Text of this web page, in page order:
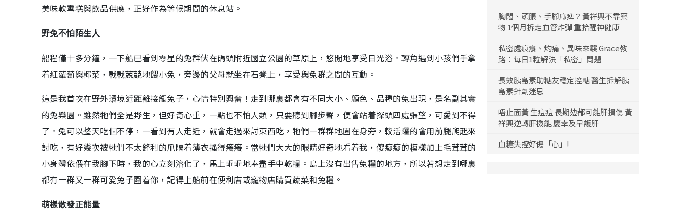
美味軟雪糕與飲品供應，正好作為等候期間的休息站。
野兔不怕陌生人
船程僅十多分鐘，一下船已看到零星的兔群伏在碼頭附近國立公園的草原上，悠閒地享受日光浴。轉角遇到小孩們手拿
着紅蘿蔔與椰菜，戰戰兢兢地餵小兔，旁邊的父母就坐在石凳上，享受與兔群之間的互動。
這是我首次在野外環境近距離接觸兔子，心情特別興奮！走到哪裏都會有不同大小、顏色、品種的兔出現，是名副其實
的兔樂園。雖然牠們全是野生，但好奇心重，一點也不怕人類，只要聽到腳步聲，便會站着探頭四處張望，可愛到不得
了。兔可以整天吃個不停，一看到有人走近，就會走過來討東西吃，牠們一群群地圍在身旁，較活躍的會用前腿爬起來
討吃，有好幾次被牠們不太鋒利的爪隔着薄衣搔得癢癢。當牠們大大的眼睛好奇地看着我，傻癡癡的模樣加上毛茸茸的
小身體依偎在我腳下時，我的心立刻溶化了，馬上乖乖地奉盡手中乾糧。島上沒有出售兔糧的地方，所以若想走到哪裏
都有一群又一群可愛兔子圍着你，記得上船前在便利店或寵物店購買蔬菜和兔糧。
萌樣散發正能量
胸悶、頭脹、手腳麻痺？黃祥興不靠藥
物 1個月拆走血管炸彈 重拾醒神健康
私密處痕癢、灼痛、異味來襲 Grace教
路：每日1粒解決「私密」問題
長效胰島素助糖友穩定控糖 醫生拆解胰
島素針劑迷思
唔止面黃 生痘痘 長期攰都可能肝損傷 黃
祥興逆轉肝機能 慶幸及早護肝
血糖失控好傷「心」!